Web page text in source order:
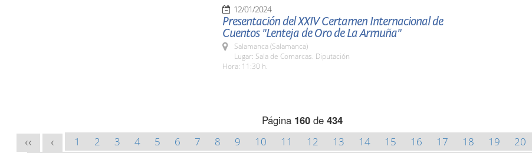
12/01/2024
Presentación del XXIV Certamen Internacional de
Cuentos "Lenteja de Oro de La Armuña"
Salamanca (Salamanca)
Lugar: Sala de Comarcas. Diputación
Hora: 11:30 h.
Página 160de 434
<< < 1 2 3 4 5 6 7 8 9 10 11 12 13 14 15 16 17 18 19 20